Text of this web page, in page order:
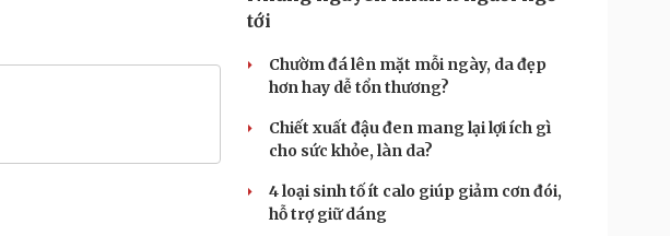
tới
Chườm đá lên mặt mỗi ngày, da đẹp
hơn hay dễ tổn thương?
Chiết xuất đậu đen mang lại lợi ích gì
cho sức khỏe, làn da?
4 loại sinh tố ít calo giúp giảm cơn đói,
hỗ trợ giữ dáng